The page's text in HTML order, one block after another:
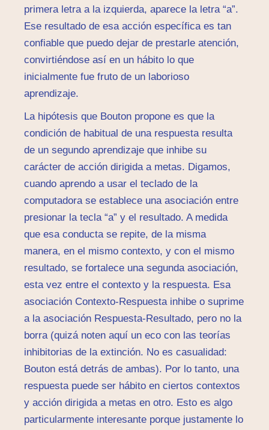
primera letra a la izquierda, aparece la letra “a”.
Ese resultado de esa acción específica es tan
confiable que puedo dejar de prestarle atención,
convirtiéndose así en un hábito lo que
inicialmente fue fruto de un laborioso
aprendizaje.
La hipótesis que Bouton propone es que la
condición de habitual de una respuesta resulta
de un segundo aprendizaje que inhibe su
carácter de acción dirigida a metas. Digamos,
cuando aprendo a usar el teclado de la
computadora se establece una asociación entre
presionar la tecla “a” y el resultado. A medida
que esa conducta se repite, de la misma
manera, en el mismo contexto, y con el mismo
resultado, se fortalece una segunda asociación,
esta vez entre el contexto y la respuesta. Esa
asociación Contexto-Respuesta inhibe o suprime
a la asociación Respuesta-Resultado, pero no la
borra (quizá noten aquí un eco con las teorías
inhibitorias de la extinción. No es casualidad:
Bouton está detrás de ambas). Por lo tanto, una
respuesta puede ser hábito en ciertos contextos
y acción dirigida a metas en otro. Esto es algo
particularmente interesante porque justamente lo